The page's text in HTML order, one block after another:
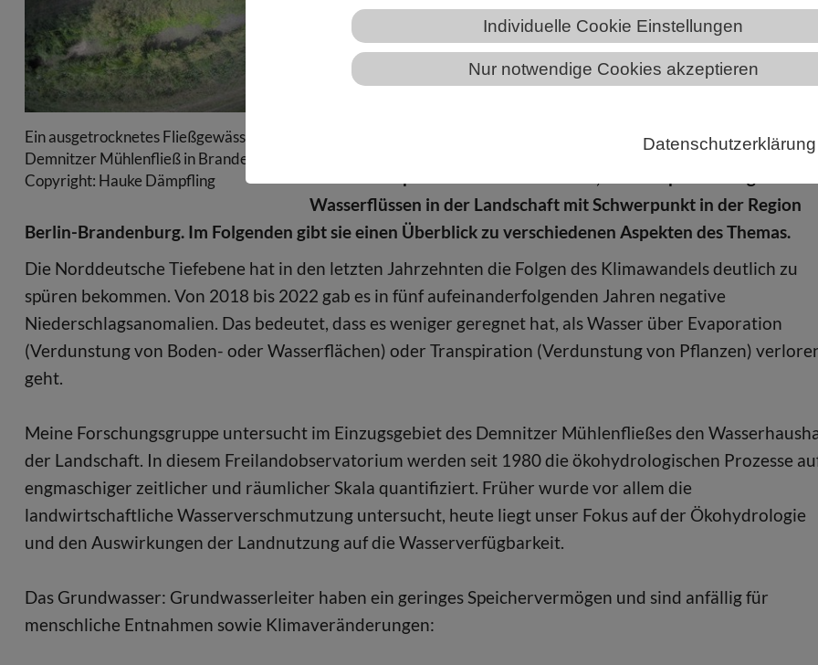
Individuelle Cookie Einstellungen
Nur notwendige Cookies akzeptieren
Datenschutzerklärung
Ein ausgetrocknetes Fließgewässer im
Demnitzer Mühlenfließ in Brandenburg.
Copyright: Hauke Dämpfling
gravierend. Auch wenn die Trockenheit offensichtlich ist, weil
Gewässer weniger Wasser führen, Pflanzen welken und der
spröde und rissig wird, ist die Austrocknung selbst ein komplexer
Gewässerökologie und Binnenfischerei (IGB) erforscht dieses
Wasserflüssen in der Landschaft mit Schwerpunkt in der Region
Berlin-Brandenburg. Im Folgenden gibt sie einen Überblick zu verschiedenen Aspekten des Themas.
Die Norddeutsche Tiefebene hat in den letzten Jahrzehnten die Folgen des Klimawandels deutlich zu
spüren bekommen. Von 2018 bis 2022 gab es in fünf aufeinanderfolgenden Jahren negative
Niederschlagsanomalien. Das bedeutet, dass es weniger geregnet hat, als Wasser über Evaporation
(Verdunstung von Boden- oder Wasserflächen) oder Transpiration (Verdunstung von Pflanzen)
geht.
Meine Forschungsgruppe untersucht im Einzugsgebiet des Demnitzer Mühlenfließes den
der Landschaft. In diesem Freilandobservatorium werden seit 1980 die ökohydrologischen Prozesse
engmaschiger zeitlicher und räumlicher Skala quantifiziert. Früher wurde vor allem die
landwirtschaftliche Wasserverschmutzung untersucht, heute liegt unser Fokus auf der Ökohydrologie
und den Auswirkungen der Landnutzung auf die Wasserverfügbarkeit.
Das Grundwasser: Grundwasserleiter haben ein geringes Speichervermögen und sind anfällig für
menschliche Entnahmen sowie Klimaveränderungen: